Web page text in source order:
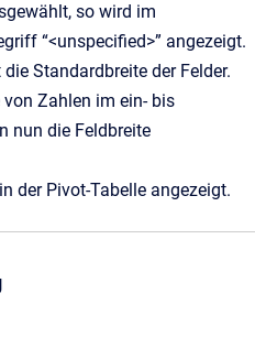
so wird im
“<unspecified>” angezeigt.
Standardbreite der Felder.
Zahlen im ein- bis
nun die Feldbreite
der Pivot-Tabelle angezeigt.